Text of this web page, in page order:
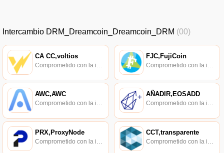
Intercambio DRM_Dreamcoin_Dreamcoin_DRM (00)
CA CC,voltios FJC,FujiCoin
AWC,AWC
Comprometido con la investigación de políticas en los campos de las nuevas finanzas, las finanzas internacionales y los mercados financieros.
AÑADIR,EOSADD
Comprometido con la investigación de políticas en los campos de las nuevas finanzas, las finanzas internacionales y los mercados financieros.
PRX,ProxyNode
Comprometido con la investigación de políticas en los campos de las nuevas finanzas, las finanzas internacionales y los mercados financieros.
CCT,transparente
Comprometido con la investigación de políticas en los campos de las nuevas finanzas, las finanzas internacionales y los mercados financieros.